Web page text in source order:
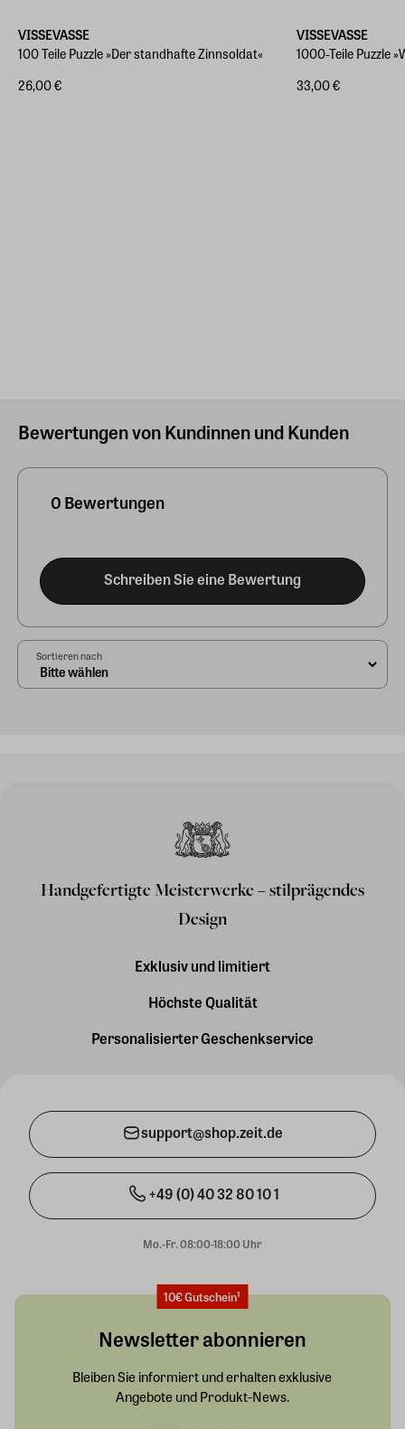
VISSEVASSE
100 Teile Puzzle »Der standhafte Zinnsoldat«
26,00 €
VISSEVASSE
1000-Teile Puzzle
33,00 €
Bewertungen von Kundinnen und Kunden
0 Bewertungen
Schreiben Sie eine Bewertung
Sortieren nach
Handgefertigte Meisterwerke – stilprägendes
Design
Exklusiv und limitiert
Höchste Qualität
Personalisierter Geschenkservice
support@shop.zeit.de
+49 (0) 40 32 80 10 1
Mo.-Fr. 08:00-18:00 Uhr
10€ Gutschein¹
Newsletter abonnieren
Bleiben Sie informiert und erhalten exklusive
Angebote und Produkt-News.